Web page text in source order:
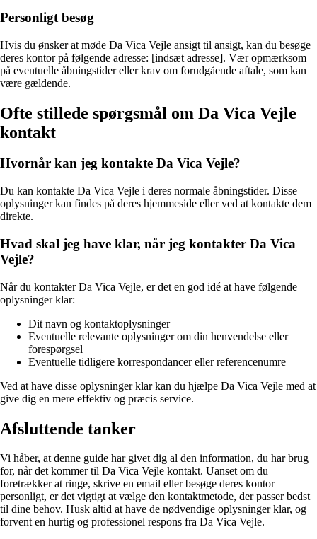
Personligt besøg
Hvis du ønsker at møde Da Vica Vejle ansigt til ansigt, kan du besøge
deres kontor på følgende adresse: [indsæt adresse]. Vær opmærksom
på eventuelle åbningstider eller krav om forudgående aftale, som kan
være gældende.
Ofte stillede spørgsmål om Da Vica Vejle
kontakt
Hvornår kan jeg kontakte Da Vica Vejle?
Du kan kontakte Da Vica Vejle i deres normale åbningstider. Disse
oplysninger kan findes på deres hjemmeside eller ved at kontakte dem
direkte.
Hvad skal jeg have klar, når jeg kontakter Da Vica
Vejle?
Når du kontakter Da Vica Vejle, er det en god idé at have følgende
oplysninger klar:
Dit navn og kontaktoplysninger
Eventuelle relevante oplysninger om din henvendelse eller
forespørgsel
Eventuelle tidligere korrespondancer eller referencenumre
Ved at have disse oplysninger klar kan du hjælpe Da Vica Vejle med at
give dig en mere effektiv og præcis service.
Afsluttende tanker
Vi håber, at denne guide har givet dig al den information, du har brug
for, når det kommer til Da Vica Vejle kontakt. Uanset om du
foretrækker at ringe, skrive en email eller besøge deres kontor
personligt, er det vigtigt at vælge den kontaktmetode, der passer bedst
til dine behov. Husk altid at have de nødvendige oplysninger klar, og
forvent en hurtig og professionel respons fra Da Vica Vejle.